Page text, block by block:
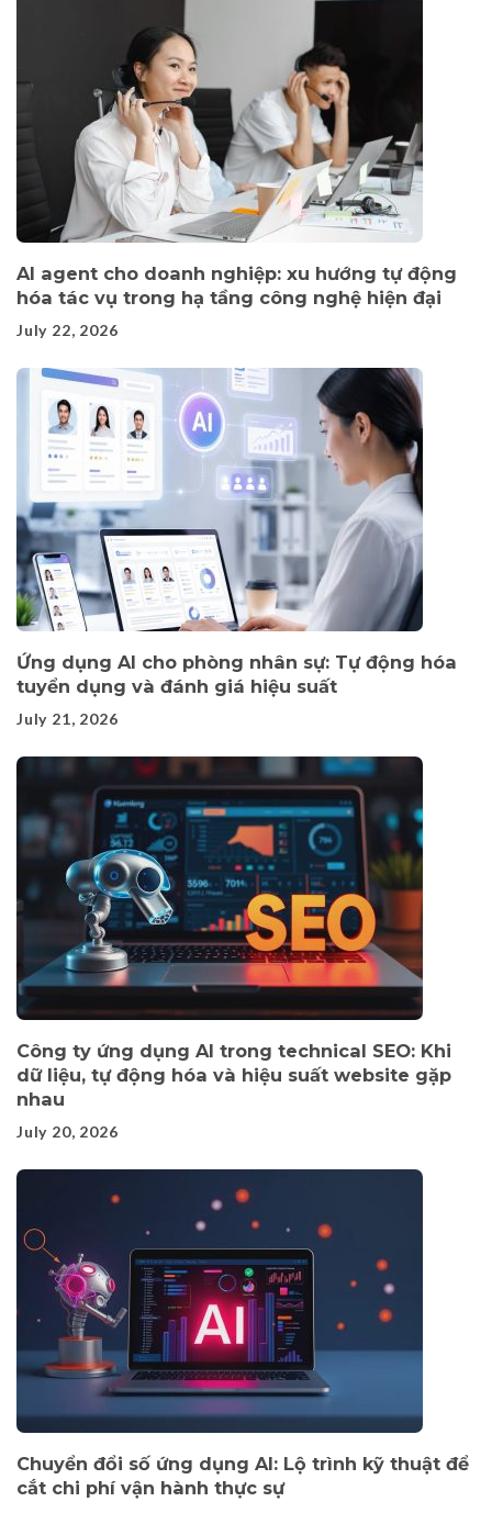
AI agent cho doanh nghiệp: xu hướng tự động
hóa tác vụ trong hạ tầng công nghệ hiện đại
July 22, 2026
Ứng dụng AI cho phòng nhân sự: Tự động hóa
tuyển dụng và đánh giá hiệu suất
July 21, 2026
Công ty ứng dụng AI trong technical SEO: Khi
dữ liệu, tự động hóa và hiệu suất website gặp
nhau
July 20, 2026
Chuyển đổi số ứng dụng AI: Lộ trình kỹ thuật để
cắt chi phí vận hành thực sự